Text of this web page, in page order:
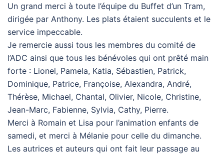
Un grand merci à toute l’équipe du Buffet d’un Tram,
dirigée par Anthony. Les plats étaient succulents et le
service impeccable.
Je remercie aussi tous les membres du comité de
l’ADC ainsi que tous les bénévoles qui ont prêté main
forte : Lionel, Pamela, Katia, Sébastien, Patrick,
Dominique, Patrice, Françoise, Alexandra, André,
Thérèse, Michael, Chantal, Olivier, Nicole, Christine,
Jean-Marc, Fabienne, Sylvia, Cathy, Pierre.
Merci à Romain et Lisa pour l’animation enfants de
samedi, et merci à Mélanie pour celle du dimanche.
Les autrices et auteurs qui ont fait leur passage au